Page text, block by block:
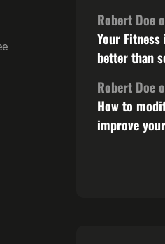
Robert Doe
Your
better than
Robert Doe
How to
improve